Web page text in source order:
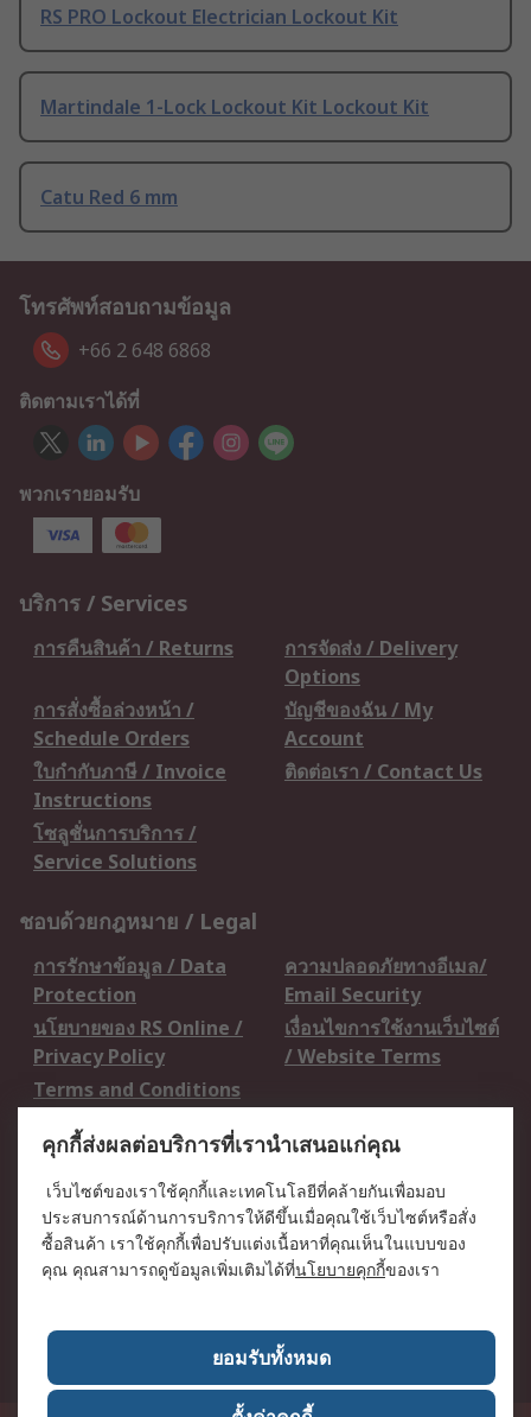
RS PRO Lockout Electrician Lockout Kit
Martindale 1-Lock Lockout Kit Lockout Kit
Catu Red 6 mm
โทรศัพท์สอบถามข้อมูล
+66 2 648 6868
ติดตามเราได้ที่
พวกเรายอมรับ
บริการ / Services
การคืนสินค้า / Returns
การจัดส่ง / Delivery
Options
การสั่งซื้อล่วงหน้า /
Schedule Orders
บัญชีของฉัน / My
Account
ใบกำกับภาษี / Invoice
Instructions
ติดต่อเรา / Contact Us
โซลูชั่นการบริการ /
Service Solutions
ชอบด้วยกฎหมาย / Legal
การรักษาข้อมูล / Data
Protection
ความปลอดภัยทางอีเมล/
Email Security
นโยบายของ RS Online /
Privacy Policy
เงื่อนไขการใช้งานเว็บไซต์
/ Website Terms
Terms and Conditions
เกี่ยวกับ RS / About RS
RS ทั่วโลก / RS
Worldwide
ข่าวประชาสัมพันธ์ / Press
Centre
บริษัทในเครือ RS /
วิธีการชำระเงิน /
เกี่ยวกับ RS / About RS
อาชีพที่ RS / Careers
คุกกี้ส่งผลต่อบริการที่เรานำเสนอแก่คุณ
เว็บไซต์ของเราใช้คุกกี้และเทคโนโลยีที่คล้ายกันเพื่อมอบ
ประสบการณ์ด้านการบริการให้ดีขึ้นเมื่อคุณใช้เว็บไซต์หรือสั่ง
ซื้อสินค้า เราใช้คุกกี้เพื่อปรับแต่งเนื้อหาที่คุณเห็นในแบบของ
คุณ คุณสามารถดูข้อมูลเพิ่มเติมได้ที่นโยบายคุกกี้ของเรา
ยอมรับทั้งหมด